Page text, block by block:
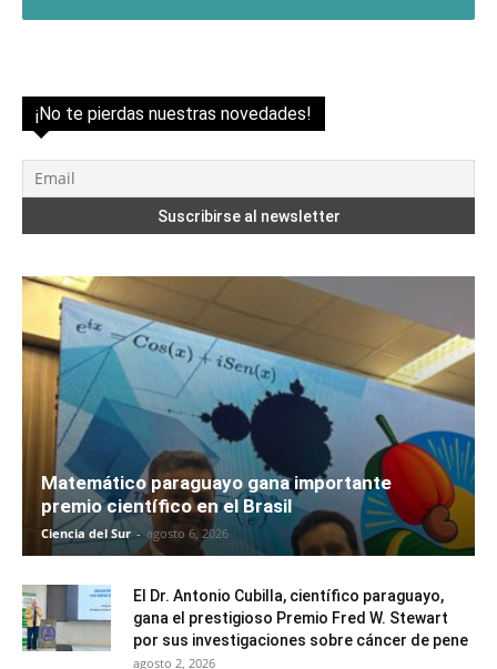
¡No te pierdas nuestras novedades!
Matemático paraguayo gana importante
premio científico en el Brasil
Ciencia del Sur - agosto 6, 2026
El Dr. Antonio Cubilla, científico paraguayo,
gana el prestigioso Premio Fred W. Stewart
por sus investigaciones sobre cáncer de pene
agosto 2, 2026